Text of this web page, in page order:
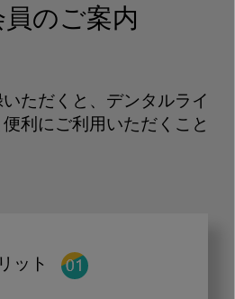
のご案内
ただくと、デンタルライ
利にご利用いただくこと
ット